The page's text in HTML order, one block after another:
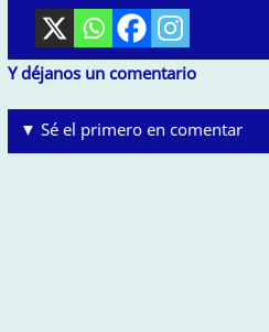
Y déjanos un comentario
▼ Sé el primero en comentar